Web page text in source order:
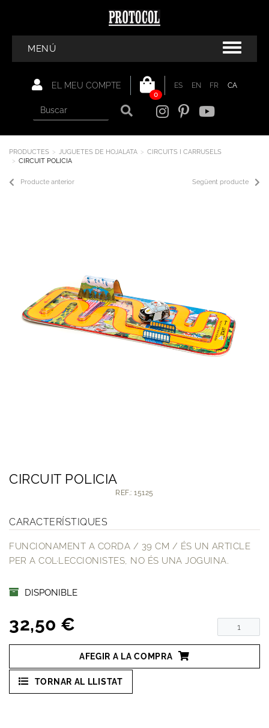
MENÚ
ES EN FR
CA
0
EL MEU COMPTE
PRODUCTES JUGUETES DE HOJALATA
CIRCUITS I CARRUSELS
CIRCUIT POLICIA
Següent producte
Producte anterior
CIRCUIT POLICIA
REF.: 15125
CARACTERÍSTIQUES
FUNCIONAMENT A CORDA / 39 CM / ÉS UN ARTICLE
PER A COL·LECCIONISTES, NO ÉS UNA JOGUINA.
DISPONIBLE
32,50 €
AFEGIR A LA COMPRA
TORNAR AL LLISTAT